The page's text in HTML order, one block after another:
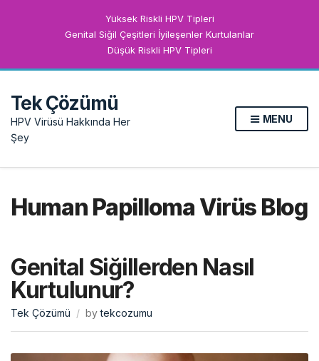
Yüksek Riskli HPV Tipleri
Genital Siğil Çeşitleri İyileşenler Kurtulanlar
Düşük Riskli HPV Tipleri
Tek Çözümü
HPV Virüsü Hakkında Her
Şey
MENU
Human Papilloma Virüs Blog
Genital Siğillerden Nasıl
Kurtulunur?
Tek Çözümü bytekcozumu